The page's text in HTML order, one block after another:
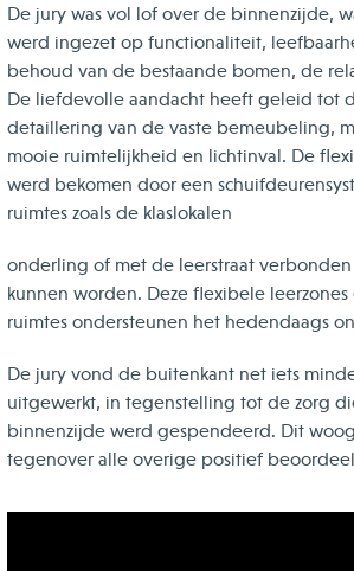
De jury was vol lof over de binnenzijde,
werd ingezet op functionaliteit,
behoud van de bestaande bomen, de
De liefdevolle aandacht heeft geleid tot
detaillering van de vaste bemeubeling,
mooie ruimtelijkheid en lichtinval. De
werd bekomen door een
ruimtes zoals de klaslokalen
onderling of met de leerstraat
kunnen worden. Deze flexibele
ruimtes ondersteunen het hedendaags
De jury vond de buitenkant net iets
uitgewerkt, in tegenstelling tot de zorg
binnenzijde werd gespendeerd. Dit
tegenover alle overige positief